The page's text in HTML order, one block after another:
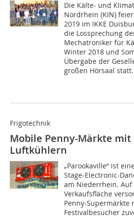
Die Kälte- und
Nordrhein (KIN)
2019 im IKKE
die Lossprechung
Mechatroniker für
Winter 2018 und
Übergabe der
großen Hörsaal statt.
Frigotechnik
Mobile Penny-Märkte
Luftkühlern
„Parookaville“ ist
Stage-Electronic-
am Niederrhein. Auf
Verkaufsfläche
Penny-Supermärkte
Festivalbesucher